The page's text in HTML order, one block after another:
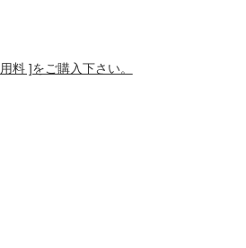
]をご購入下さい。